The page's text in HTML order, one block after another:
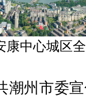
康中心城区
潮州市委